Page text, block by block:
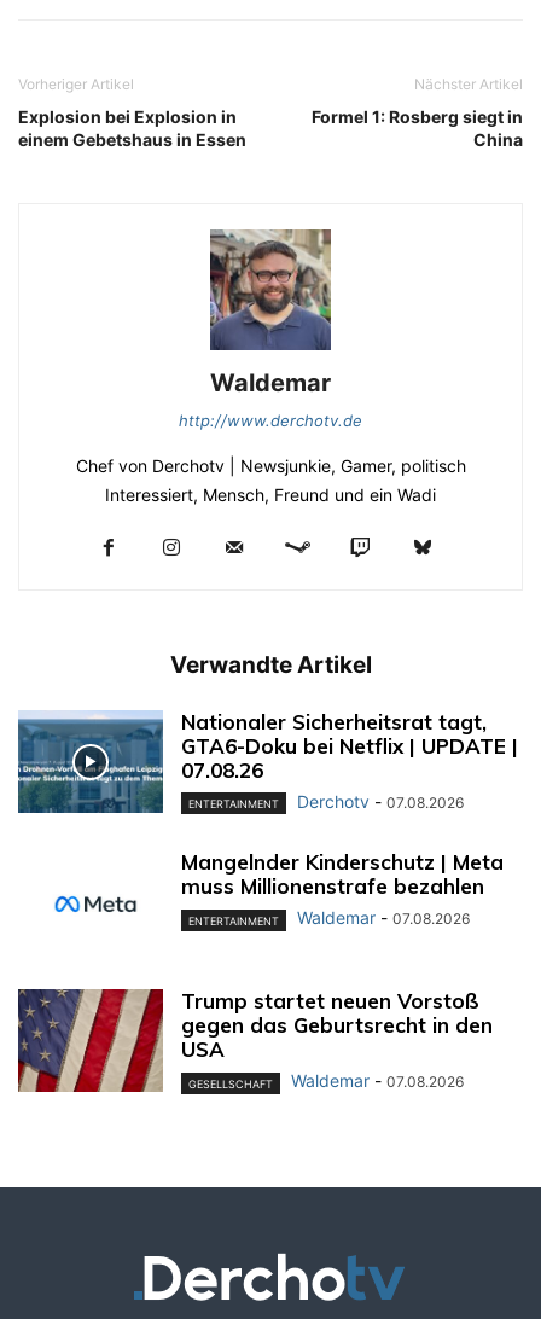
Vorheriger Artikel
Explosion bei Explosion in
einem Gebetshaus in Essen
Nächster Artikel
Formel 1: Rosberg siegt in
China
Waldemar
http://www.derchotv.de
Chef von Derchotv | Newsjunkie, Gamer, politisch
Interessiert, Mensch, Freund und ein Wadi
Verwandte Artikel
Nationaler Sicherheitsrat tagt,
GTA6-Doku bei Netflix | UPDATE |
07.08.26
ENTERTAINMENT Derchotv - 07.08.2026
Mangelnder Kinderschutz | Meta
muss Millionenstrafe bezahlen
ENTERTAINMENT Waldemar - 07.08.2026
Trump startet neuen Vorstoß
gegen das Geburtsrecht in den
USA
GESELLSCHAFT Waldemar - 07.08.2026